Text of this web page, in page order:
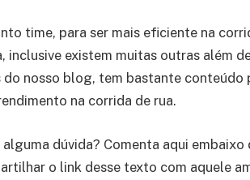
time, para ser mais eficiente na
inclusive existem muitas outras além
do nosso blog, tem bastante conteúdo
na corrida de rua.
alguma dúvida? Comenta aqui
o link desse texto com aquele